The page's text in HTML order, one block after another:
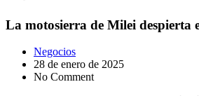
La motosierra de Milei despierta
Negocios
28 de enero de 2025
No Comment